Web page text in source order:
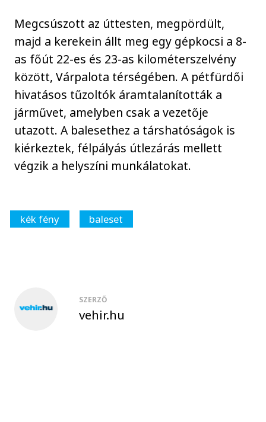
Megcsúszott az úttesten, megpördült,
majd a kerekein állt meg egy gépkocsi a 8-
as főút 22-es és 23-as kilométerszelvény
között, Várpalota térségében. A pétfürdői
hivatásos tűzoltók áramtalanították a
járművet, amelyben csak a vezetője
utazott. A balesethez a társhatóságok is
kiérkeztek, félpályás útlezárás mellett
végzik a helyszíni munkálatokat.
kék fény baleset
SZERZŐ
vehir.hu